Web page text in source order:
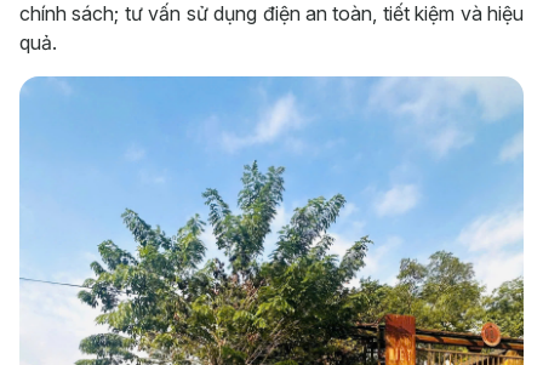
chính sách; tư vấn sử dụng điện an toàn, tiết kiệm và hiệu
quả.